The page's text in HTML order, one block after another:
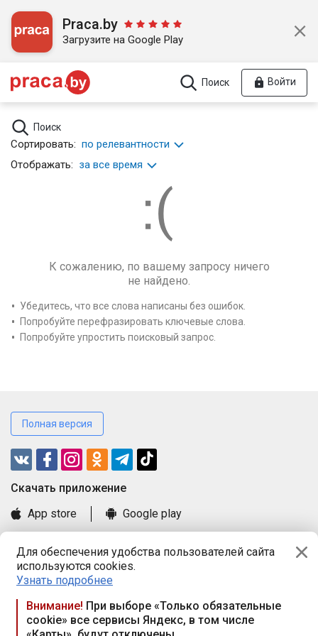
Для обеспечения удобства пользователей сайта
используются cookies.
Узнать подробнее
Внимание! При выборе «Только обязательные
cookie» все сервисы Яндекс, в том числе
Praca.by
Загрузите на Google Play
Поиск Войти
Поиск
Сортировать: по релевантности
Отображать: за все время
К сожалению, по вашему запросу ничего
не найдено.
Убедитесь, что все слова написаны без ошибок.
Попробуйте перефразировать ключевые слова.
Попробуйте упростить поисковый запрос.
Полная версия
Cкачать приложение
App store
Google play
Книга замечаний и предложений
Правила и документы
Praca.by © 2000—2026, ООО «ПРАЦА БАЙ»
Республика Беларусь, 220114, г. Минск, пр-т Независимости
117а, пом. № 9.